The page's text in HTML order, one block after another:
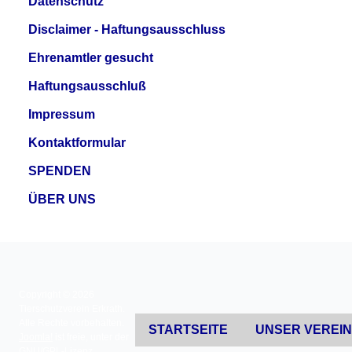
Disclaimer - Haftungsausschluss
Ehrenamtler gesucht
Haftungsausschluß
Impressum
Kontaktformular
SPENDEN
ÜBER UNS
STARTSEITE UNSER VEREIN